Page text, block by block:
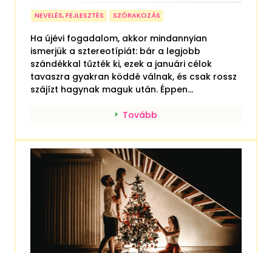
NEVELÉS, FEJLESZTÉS SZÓRAKOZÁS
Ha újévi fogadalom, akkor mindannyian
ismerjük a sztereotípiát: bár a legjobb
szándékkal tűzték ki, ezek a januári célok
tavaszra gyakran köddé válnak, és csak rossz
szájízt hagynak maguk után. Éppen...
Tovább